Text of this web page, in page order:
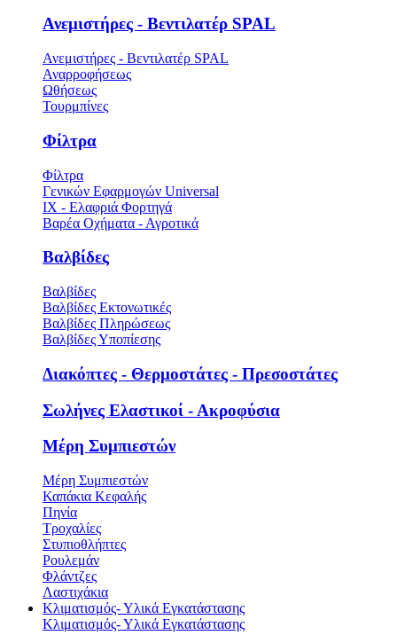
Ανεμιστήρες - Βεντιλατέρ SPAL
Ανεμιστήρες - Βεντιλατέρ SPAL
Αναρροφήσεως
Ωθήσεως
Τουρμπίνες
Φίλτρα
Φίλτρα
Γενικών Εφαρμογών Universal
ΙΧ - Ελαφριά Φορτηγά
Βαρέα Οχήματα - Αγροτικά
Βαλβίδες
Βαλβίδες
Βαλβίδες Εκτονωτικές
Βαλβίδες Πληρώσεως
Βαλβίδες Υποπίεσης
Διακόπτες - Θερμοστάτες - Πρεσοστάτες
Σωλήνες Ελαστικοί - Ακροφύσια
Μέρη Συμπιεστών
Μέρη Συμπιεστών
Καπάκια Κεφαλής
Πηνία
Τροχαλίες
Στυπιοθλήπτες
Ρουλεμάν
Φλάντζες
Λαστιχάκια
Κλιματισμός- Υλικά Εγκατάστασης
Κλιματισμός- Υλικά Εγκατάστασης